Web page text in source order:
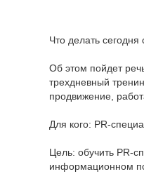
Что делать
Об этом пойдет
трехдневный
продвижение,
Для кого: PR-
Цель: обучить PR-
информационном